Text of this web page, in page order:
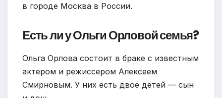
в городе Москва в России.
Есть ли у Ольги Орловой семья?
Ольга Орлова состоит в браке с известным
актером и режиссером Алексеем
Смирновым. У них есть двое детей — сын